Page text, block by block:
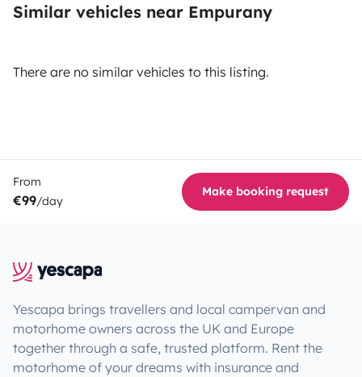
Similar vehicles near Empurany
There are no similar vehicles to this listing.
From
€99/day
Make booking request
Yescapa brings travellers and local campervan and
motorhome owners across the UK and Europe
together through a safe, trusted platform. Rent the
motorhome of your dreams with insurance and